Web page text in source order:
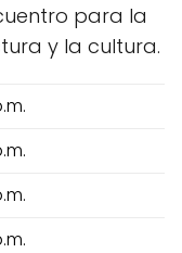
para la
y la cultura.